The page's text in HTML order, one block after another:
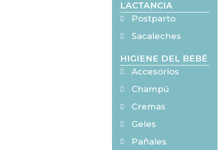
LACTANCIA
Postparto
Sacaleches
HIGIENE DEL BEBÉ
Accesorios
Champú
Cremas
Geles
Pañales